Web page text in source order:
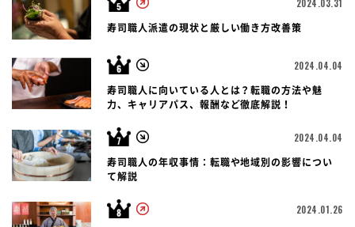
2024.03.31
寿司職人派遣の現状と厳しい働き方改善策
2024.04.04
寿司職人に向いている人とは？転職の方法や魅
力、キャリアパス、報酬など徹底解説！
2024.04.04
寿司職人の年収事情：転職や地域別の影響につい
て解説
2024.01.26